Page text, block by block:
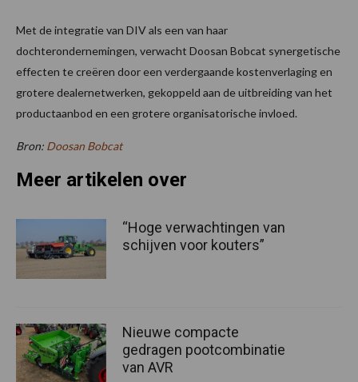
Met de integratie van DIV als een van haar
dochterondernemingen, verwacht Doosan Bobcat synergetische
effecten te creëren door een verdergaande kostenverlaging en
grotere dealernetwerken, gekoppeld aan de uitbreiding van het
productaanbod en een grotere organisatorische invloed.
Bron: Doosan Bobcat
Meer artikelen over
“Hoge verwachtingen van
schijven voor kouters”
Nieuwe compacte
gedragen pootcombinatie
van AVR